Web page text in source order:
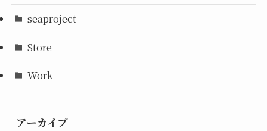
seaproject
Store
Work
アーカイブ